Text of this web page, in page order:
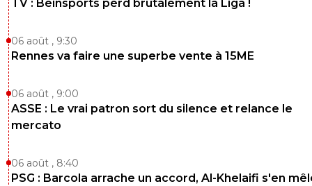
TV : Beinsports perd brutalement la Liga !
06 août , 9:30
Rennes va faire une superbe vente à 15ME
06 août , 9:00
ASSE : Le vrai patron sort du silence et relance le
mercato
06 août , 8:40
PSG : Barcola arrache un accord, Al-Khelaifi s'en